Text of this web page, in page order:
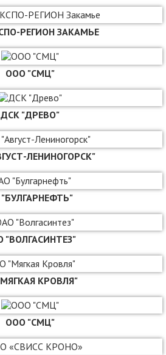
РЕГИОН ЗАКАМЬЕ
ООО "СМЦ"
ДСК "ДРЕВО"
ЛЕНИНОГОРСК"
"ВОЛГАСИНТЕЗ"
КРОВЛЯ"
ООО "СМЦ"